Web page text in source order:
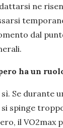
ne
dal
ha un
Se durante
spinge
il VO2max